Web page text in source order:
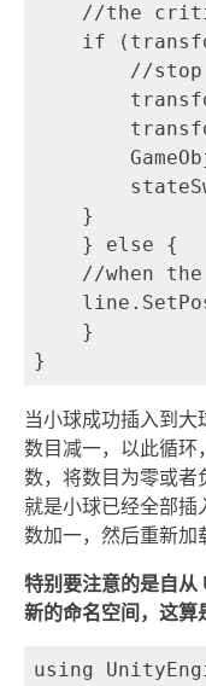
//the
if
//
    }
    } else {
//when
    }
当小球成功插入到
数目减一，以此循环
数，将数目为零或者
就是小球已经全部插
数加一，然后重新加
特别要注意的是自
新的命名空间，这算
using